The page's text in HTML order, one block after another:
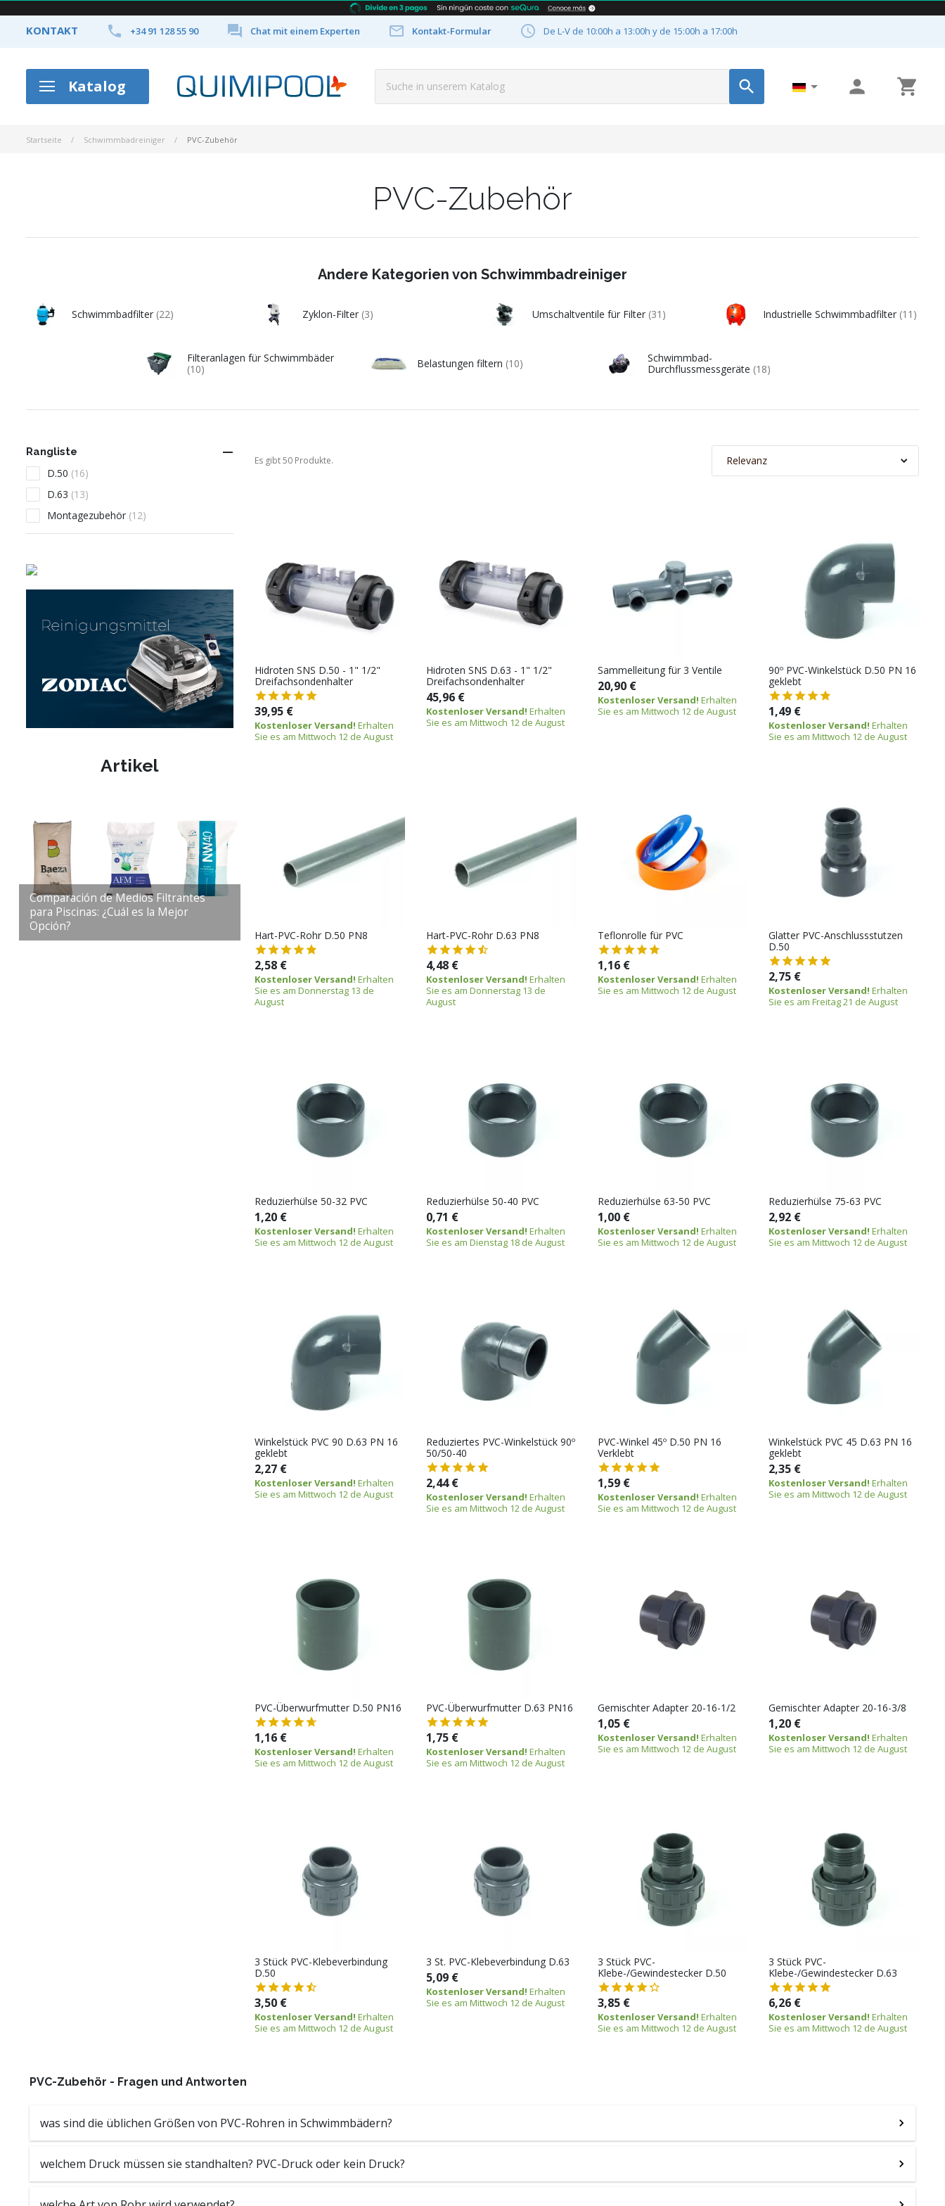
KONTAKT  +34 91 128 55 90  Chat mit einem Experten  Kontakt-Formular  De L-V de 10:00h a 13:00h y de 15:00h a 17:00h
Katalog    
Startseite Schwimmbadreiniger PVC-Zubehör
PVC-Zubehör
Andere Kategorien von Schwimmbadreiniger
Schwimmbadfilter (22) Zyklon-Filter (3) Umschaltventile für Filter (31) Industrielle Schwimmbadfilter (11)
Filteranlagen für Schwimmbäder
(10)
Belastungen filtern (10)
Schwimmbad-
Durchflussmessgeräte (18)
Rangliste 
D.50 (16)
D.63 (13)
Montagezubehör (12)
Artikel
Comparación de Medios Filtrantes
para Piscinas: ¿Cuál es la Mejor
Opción?
Es gibt 50 Produkte. Relevanz
Hidroten SNS D.50 - 1" 1/2"
Dreifachsondenhalter
39,95 €
Kostenloser Versand! Erhalten
Sie es am Mittwoch 12 de August
Hidroten SNS D.63 - 1" 1/2"
Dreifachsondenhalter
45,96 €
Kostenloser Versand! Erhalten
Sie es am Mittwoch 12 de August
Sammelleitung für 3 Ventile
20,90 €
Kostenloser Versand! Erhalten
Sie es am Mittwoch 12 de August
90º PVC-Winkelstück D.50 PN 16
geklebt
1,49 €
Kostenloser Versand! Erhalten
Sie es am Mittwoch 12 de August
Hart-PVC-Rohr D.50 PN8
2,58 €
Kostenloser Versand! Erhalten
Sie es am Donnerstag 13 de
August
Hart-PVC-Rohr D.63 PN8
4,48 €
Kostenloser Versand! Erhalten
Sie es am Donnerstag 13 de
August
Teflonrolle für PVC
1,16 €
Kostenloser Versand! Erhalten
Sie es am Mittwoch 12 de August
Glatter PVC-Anschlussstutzen
D.50
2,75 €
Kostenloser Versand! Erhalten
Sie es am Freitag 21 de August
Reduzierhülse 50-32 PVC
1,20 €
Kostenloser Versand! Erhalten
Sie es am Mittwoch 12 de August
Reduzierhülse 50-40 PVC
0,71 €
Kostenloser Versand! Erhalten
Sie es am Dienstag 18 de August
Reduzierhülse 63-50 PVC
1,00 €
Kostenloser Versand! Erhalten
Sie es am Mittwoch 12 de August
Reduzierhülse 75-63 PVC
2,92 €
Kostenloser Versand! Erhalten
Sie es am Mittwoch 12 de August
Winkelstück PVC 90 D.63 PN 16
geklebt
2,27 €
Kostenloser Versand! Erhalten
Sie es am Mittwoch 12 de August
Reduziertes PVC-Winkelstück 90º
50/50-40
2,44 €
Kostenloser Versand! Erhalten
Sie es am Mittwoch 12 de August
PVC-Winkel 45º D.50 PN 16
Verklebt
1,59 €
Kostenloser Versand! Erhalten
Sie es am Mittwoch 12 de August
Winkelstück PVC 45 D.63 PN 16
geklebt
2,35 €
Kostenloser Versand! Erhalten
Sie es am Mittwoch 12 de August
PVC-Überwurfmutter D.50 PN16
1,16 €
Kostenloser Versand! Erhalten
Sie es am Mittwoch 12 de August
PVC-Überwurfmutter D.63 PN16
1,75 €
Kostenloser Versand! Erhalten
Sie es am Mittwoch 12 de August
Gemischter Adapter 20-16-1/2
1,05 €
Kostenloser Versand! Erhalten
Sie es am Mittwoch 12 de August
Gemischter Adapter 20-16-3/8
1,20 €
Kostenloser Versand! Erhalten
Sie es am Mittwoch 12 de August
3 Stück PVC-Klebeverbindung
D.50
3,50 €
Kostenloser Versand! Erhalten
Sie es am Mittwoch 12 de August
3 St. PVC-Klebeverbindung D.63
5,09 €
Kostenloser Versand! Erhalten
Sie es am Mittwoch 12 de August
3 Stück PVC-
Klebe-/Gewindestecker D.50
3,85 €
Kostenloser Versand! Erhalten
Sie es am Mittwoch 12 de August
3 Stück PVC-
Klebe-/Gewindestecker D.63
6,26 €
Kostenloser Versand! Erhalten
Sie es am Mittwoch 12 de August
PVC-Zubehör - Fragen und Antworten
was sind die üblichen Größen von PVC-Rohren in Schwimmbädern?
welchem Druck müssen sie standhalten? PVC-Druck oder kein Druck?